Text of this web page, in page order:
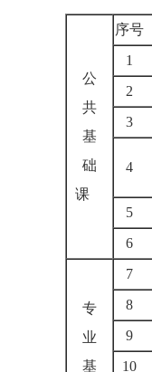
公
共
基
础
课
序号
1
2
3
4
5
6
专
业
基
7
8
9
10